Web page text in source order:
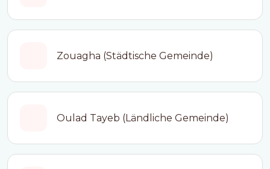
Zouagha (Städtische Gemeinde)
Oulad Tayeb (Ländliche Gemeinde)